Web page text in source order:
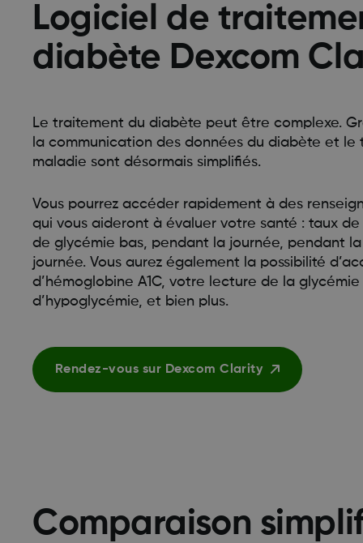
Logiciel de
diabète Dexcom
Le traitement du diabète peut être complexe.
la communication des données du diabète et
maladie sont désormais simplifiés.
Vous pourrez accéder rapidement à des
qui vous aideront à évaluer votre santé : taux
de glycémie bas, pendant la journée, pendant
journée. Vous aurez également la possibilité
d’hémoglobine A1C, votre lecture de la
d’hypoglycémie, et bien plus.
Rendez-vous sur Dexcom Clarity
Comparaison